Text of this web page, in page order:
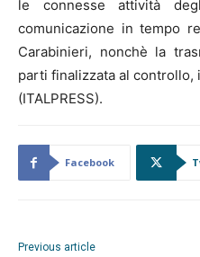
le connesse attività
comunicazione in tempo
Carabinieri, nonchè la
parti finalizzata al
(ITALPRESS).
Facebook
Previous article